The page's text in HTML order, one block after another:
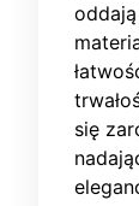
się